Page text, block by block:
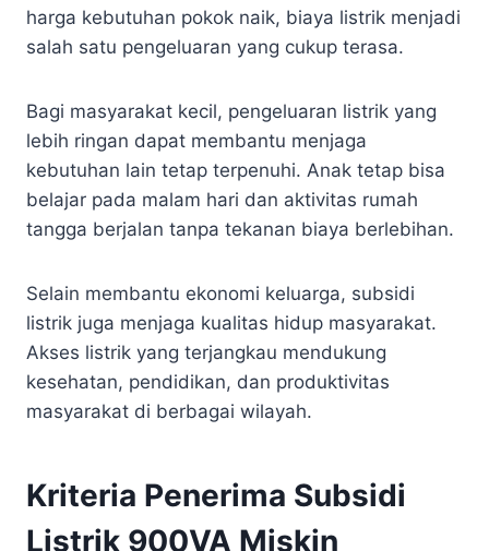
harga kebutuhan pokok naik, biaya listrik menjadi
salah satu pengeluaran yang cukup terasa.
Bagi masyarakat kecil, pengeluaran listrik yang
lebih ringan dapat membantu menjaga
kebutuhan lain tetap terpenuhi. Anak tetap bisa
belajar pada malam hari dan aktivitas rumah
tangga berjalan tanpa tekanan biaya berlebihan.
Selain membantu ekonomi keluarga, subsidi
listrik juga menjaga kualitas hidup masyarakat.
Akses listrik yang terjangkau mendukung
kesehatan, pendidikan, dan produktivitas
masyarakat di berbagai wilayah.
Kriteria Penerima Subsidi
Listrik 900VA Miskin